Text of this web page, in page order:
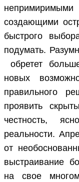
создающими
быстрого
подумать.
обретет
новых
правильного
проявить
честность,
реальности.
от
выстраивание
на свое